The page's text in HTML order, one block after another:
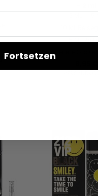
5 ML Roll
Weitere
Fortsetzen